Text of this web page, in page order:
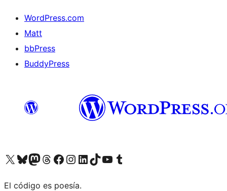
WordPress.com
Matt
bbPress
BuddyPress
Visit our X (formerly Twitter) account
Visit our Bluesky account
Visita nuestra cuenta de Twitter
Visit our Threads account
Visita nuestra página de Facebook
Visite nuestra cuenta de Instagram
Visit our LinkedIn account
Visit our TikTok account
Visit our YouTube channel
Visit our Tumblr account
El código es poesía.